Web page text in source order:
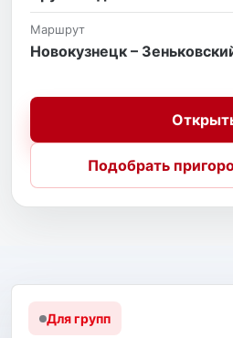
Маршрут
Новокузнецк –
Подобрать
Для групп